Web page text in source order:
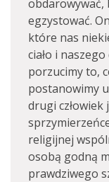
obdarowywać,
egzystować.
które nas
ciało i
porzucimy to,
postanowimy
drugi człowiek
religijnej
osobą godną
prawdziwego